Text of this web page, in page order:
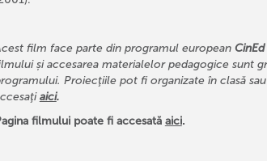
film face parte din programul european
și accesarea materialelor pedagogice sunt
Proiecţiile pot fi organizate în clasă
aici.
filmului poate fi accesată aici.